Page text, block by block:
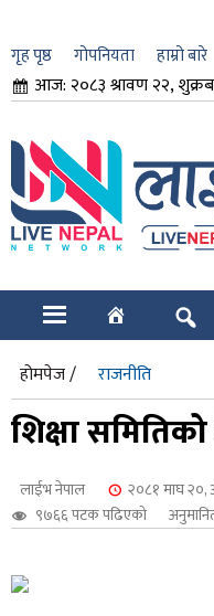
गृह पृष्ठ गोपनियता हाम्रो बारे
आज: २०८३ श्रावण २२,
होमपेज / राजनीति
शिक्षा
लाईभ नेपाल
२०८१ माघ
९७६६ पटक पढिएको